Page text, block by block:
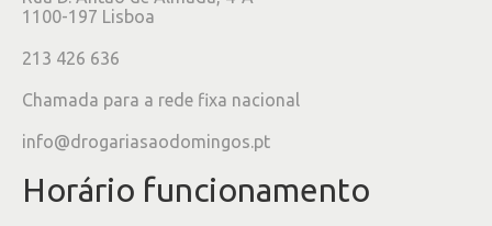
1100-197 Lisboa
213 426 636
Chamada para a rede fixa nacional
info@drogariasaodomingos.pt
Horário funcionamento